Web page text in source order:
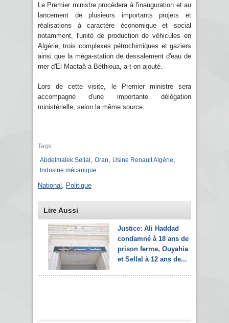
Le Premier ministre procèdera à l'inauguration et au
lancement de plusieurs importants projets et
réalisations à caractère économique et social
notamment, l'unité de production de véhicules en
Algérie, trois complexes pétrochimiques et gaziers
ainsi que la méga-station de dessalement d'eau de
mer d'El Mactaâ à Béthioua, a-t-on ajouté.
Lors de cette visite, le Premier ministre sera
accompagné d'une importante délégation
ministérielle, selon la même source.
Tags:
Abdelmalek Sellal
Oran Usine Renault Algérie
Industrie mécanique
National Politique
Lire Aussi
Justice: Ali Haddad
condamné à 18 ans de
prison ferme, Ouyahia
et Sellal à 12 ans de...